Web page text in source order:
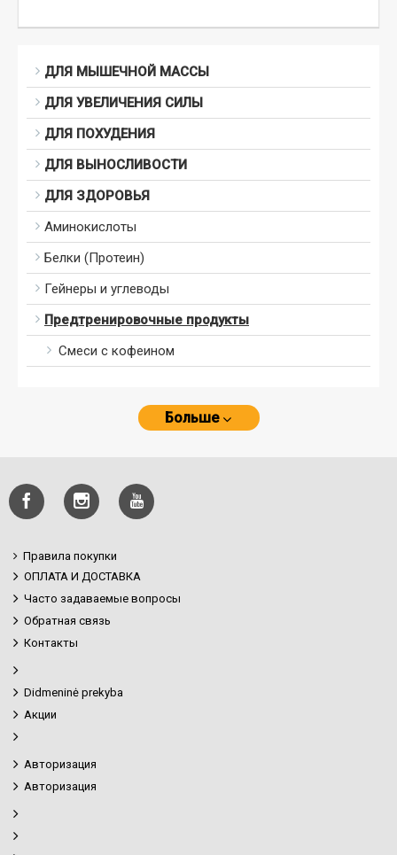
ДЛЯ МЫШЕЧНОЙ МАССЫ
ДЛЯ УВЕЛИЧЕНИЯ СИЛЫ
ДЛЯ ПОХУДЕНИЯ
ДЛЯ ВЫНОСЛИВОСТИ
ДЛЯ ЗДОРОВЬЯ
Аминокислоты
Белки (Протеин)
Гейнеры и углеводы
Предтренировочные продукты
Смеси с кофеином
Больше
Правила покупки
ОПЛАТА И ДОСТАВКА
Часто задаваемые вопросы
Обратная связь
Контакты
Didmeninė prekyba
Акции
Авторизация
Авторизация